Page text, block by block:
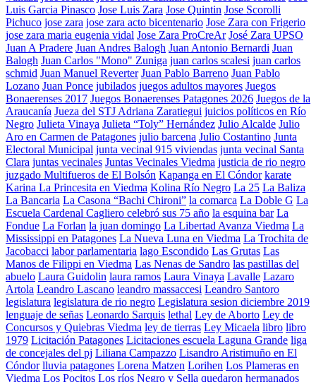
Luis Garcia Pinasco Jose Luis Zara Jose Quintin Jose Scorolli
Pichuco jose zara jose zara acto bicentenario Jose Zara con Frigerio
jose zara maria eugenia vidal Jose Zara ProCreAr José Zara UPSO
Juan A Pradere Juan Andres Balogh Juan Antonio Bernardi Juan
Balogh Juan Carlos "Mono" Zuniga juan carlos scalesi juan carlos
schmid Juan Manuel Reverter Juan Pablo Barreno Juan Pablo
Lozano Juan Ponce jubilados juegos adultos mayores Juegos
Bonaerenses 2017 Juegos Bonaerenses Patagones 2026 Juegos de la
Araucanía Jueza del STJ Adriana Zaratiegui juicios políticos en Río
Negro Julieta Vinaya Julieta “Toly” Hernández Julio Alcalde Julio
Aro en Carmen de Patagones julio barcena Julio Costantino Junta
Electoral Municipal junta vecinal 915 viviendas junta vecinal Santa
Clara juntas vecinales Juntas Vecinales Viedma justicia de rio negro
juzgado Multifueros de El Bolsón Kapanga en El Cóndor karate
Karina La Princesita en Viedma Kolina Río Negro La 25 La Baliza
La Bancaria La Casona “Bachi Chironi” la comarca La Doble G La
Escuela Cardenal Cagliero celebró sus 75 año la esquina bar La
Fondue La Forlan la juan domingo La Libertad Avanza Viedma La
Mississippi en Patagones La Nueva Luna en Viedma La Trochita de
Jacobacci labor parlamentaria lago Escondido Las Grutas Las
Manos de Filippi en Viedma Las Nenas de Sandro las pastillas del
abuelo Laura Guidolin laura ramos Laura Vinaya Lavalle Lazaro
Artola Leandro Lascano leandro massaccesi Leandro Santoro
legislatura legislatura de rio negro Legislatura sesion diciembre 2019
lenguaje de señas Leonardo Sarquis lethal Ley de Aborto Ley de
Concursos y Quiebras Viedma ley de tierras Ley Micaela libro libro
1979 Licitación Patagones Licitaciones escuela Laguna Grande liga
de concejales del pj Liliana Campazzo Lisandro Aristimuño en El
Cóndor lluvia patagones Lorena Matzen Lorihen Los Plameras en
Viedma Los Pocitos Los ríos Negro y Sella quedaron hermanados